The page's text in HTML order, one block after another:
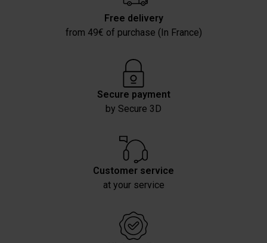
Free delivery
from 49€ of purchase (In France)
Secure payment
by Secure 3D
Customer service
at your service